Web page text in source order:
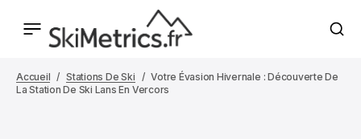
Accueil Stations De Ski
Votre Évasion Hivernale : Découverte De
La Station De Ski Lans En Vercors